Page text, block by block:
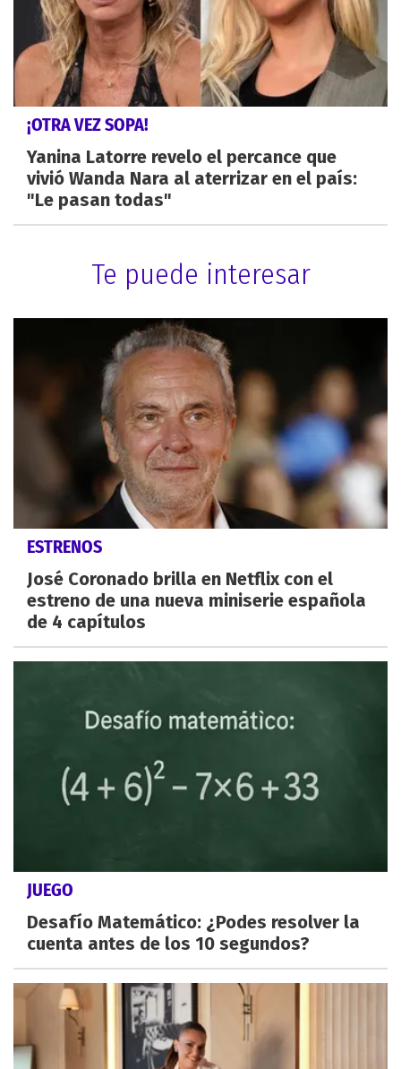
¡OTRA VEZ SOPA!
Yanina Latorre revelo el percance que
vivió Wanda Nara al aterrizar en el país:
"Le pasan todas"
Te puede interesar
ESTRENOS
José Coronado brilla en Netflix con el
estreno de una nueva miniserie española
de 4 capítulos
JUEGO
Desafío Matemático: ¿Podes resolver la
cuenta antes de los 10 segundos?